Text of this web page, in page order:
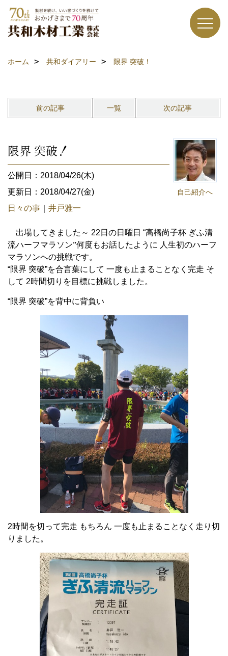
ホーム 共和ダイアリー 限界 突破！
前の記事 一覧 次の記事
自己紹介へ
限界 突破！
公開日：2018/04/26(木)
更新日：2018/04/27(金)
日々の事
井戸雅一
出場してきました～ 22日の日曜日 “高橋尚子杯 ぎふ清
流ハーフマラソン”何度もお話したように 人生初のハーフ
マラソンへの挑戦です。
“限界 突破”を合言葉にして 一度も止まることなく完走 そ
して 2時間切りを目標に挑戦しました。
“限界 突破”を背中に背負い
2時間を切って完走 もちろん 一度も止まることなく走り切
りました。